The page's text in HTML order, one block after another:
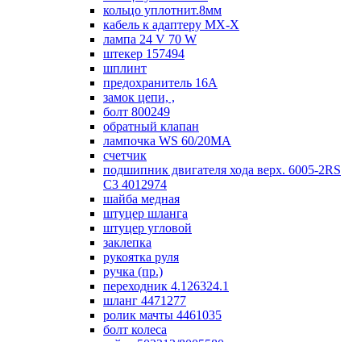
кольцо уплотнит.8мм
кабель к адаптеру МХ-Х
лампа 24 V 70 W
штекер 157494
шплинт
предохранитель 16А
замок цепи, ,
болт 800249
обратный клапан
лампочка WS 60/20МА
счетчик
подшипник двигателя хода верх. 6005-2RS
C3 4012974
шайба медная
штуцер шланга
штуцер угловой
заклепка
рукоятка руля
ручка (пр.)
переходник 4.126324.1
шланг 4471277
ролик мачты 4461035
болт колеса